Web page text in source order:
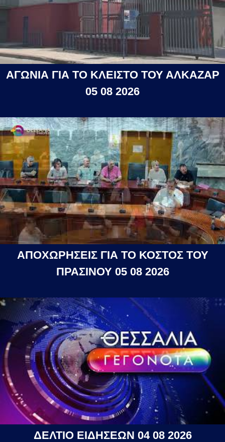
ΑΓΩΝΙΑ ΓΙΑ ΤΟ ΚΛΕΙΣΤΟ ΤΟΥ ΑΛΚΑΖΑΡ
05 08 2026
ΑΠΟΧΩΡΗΣΕΙΣ ΓΙΑ ΤΟ ΚΟΣΤΟΣ ΤΟΥ
ΠΡΑΣΙΝΟΥ 05 08 2026
ΔΕΛΤΙΟ ΕΙΔΗΣΕΩΝ 04 08 2026